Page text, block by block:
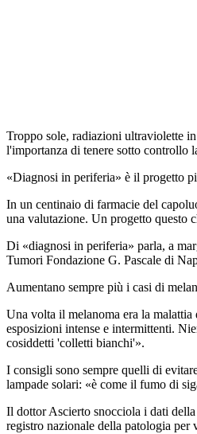
Troppo sole, radiazioni ultraviolette
l'importanza di tenere sotto controllo
«Diagnosi in periferia» è il progetto
In un centinaio di farmacie del
una valutazione. Un progetto questo
Di «diagnosi in periferia» parla, a
Tumori Fondazione G. Pascale di
Aumentano sempre più i casi di
Una volta il melanoma era la
esposizioni intense e intermittenti.
cosiddetti 'colletti bianchi'».
I consigli sono sempre quelli di
lampade solari: «è come il fumo di
Il dottor Ascierto snocciola i dati
registro nazionale della patologia